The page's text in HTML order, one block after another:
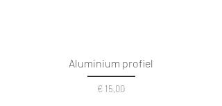
Aluminium profiel
Prijs
€ 15,00